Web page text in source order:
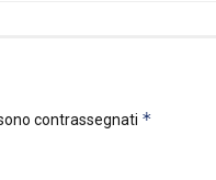
contrassegnati *